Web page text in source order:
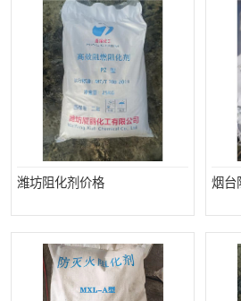
潍坊阻化剂价格 烟台